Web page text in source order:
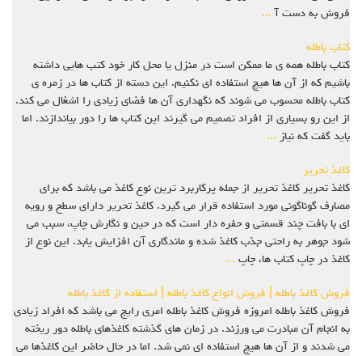
فروش به دست آ ...
کتاب باطله
کتاب باطله همه ی ما ممکن است در منزل یا محل کار خود کتب هایی داشته
باشیم که از آن ها هیچ استفاده ای نکنیم. این دسته از کتاب ها در زمره ی
کتاب باطله محسوب می شوند که نگهداری آن ها فضای زیادی را اشغال می کند.
از این رو بسیاری از افراد تصمیم می گیرند این کتاب ها را دور بیاندازند. اما
باید گفت که نیاز ...
کاغذ تحریر
کاغذ تحریر کاغذ تحریر از جمله پرکاربرد ترین نوع کاغذ می باشد که برای
مصارف گوناگونی مورد استفاده قرار می گیرد. کاغذ تحریر دارای سطح و رویه
ای با بافت چند قسمتی و حفره دار است که در حین و نگارش چاپ، سبب می
شود جوهر به راحتی جذب کاغذ شده و ماندگاری آن افزایش یابد. این نوع از
کاغذ در چاپ کتاب ها، چاپ ...
فروش کاغذ باطله | فروش انواع کاغذ باطله | استفاده از کاغذ باطله
فروش کاغذ باطله امروزه فروش کاغذ باطله امری رایج می باشد که افراد زیادی
به انجام آن مبادرت می ورزند. در زمان های گذشته کاغذهای باطله دور ریخته
می شدند و از آن ها هیچ استفاده ای نمی شد. اما در حال حاضر این کاغذها می